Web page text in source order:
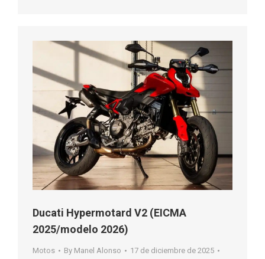
Ducati Hypermotard V2 (EICMA
2025/modelo 2026)
Motos By Manel Alonso
17 de diciembre de 2025